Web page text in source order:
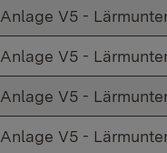
Anlage V5 -
Anlage V5 -
Anlage V5 -
Anlage V5 -